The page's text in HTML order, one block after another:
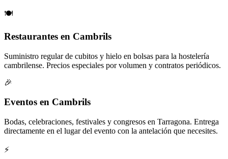
🍽️
Restaurantes en Cambrils
Suministro regular de cubitos y hielo en bolsas para la hostelería
cambrilense. Precios especiales por volumen y contratos periódicos.
🎉
Eventos en Cambrils
Bodas, celebraciones, festivales y congresos en Tarragona. Entrega
directamente en el lugar del evento con la antelación que necesites.
⚡